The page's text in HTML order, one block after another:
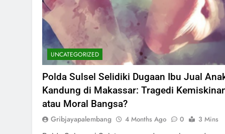
UNCATEGORIZED
Polda Sulsel Selidiki Dugaan Ibu Jual
Kandung di Makassar: Tragedi
atau Moral Bangsa?
Gribjayapalembang 4 Months Ago 0
3 Mins